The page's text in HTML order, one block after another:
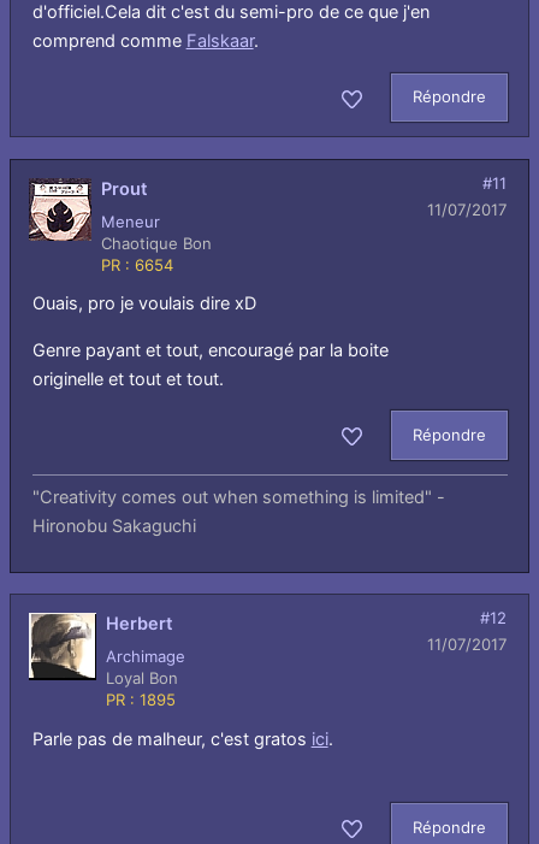
d'officiel.Cela dit c'est du semi-pro de ce que j'en
comprend comme Falskaar.
Répondre
Prout
Meneur
Chaotique Bon
PR : 6654
#11
11/07/2017
Ouais, pro je voulais dire xD
Genre payant et tout, encouragé par la boite
originelle et tout et tout.
Répondre
"Creativity comes out when something is limited" -
Hironobu Sakaguchi
Herbert
Archimage
Loyal Bon
PR : 1895
#12
11/07/2017
Parle pas de malheur, c'est gratos ici.
Répondre